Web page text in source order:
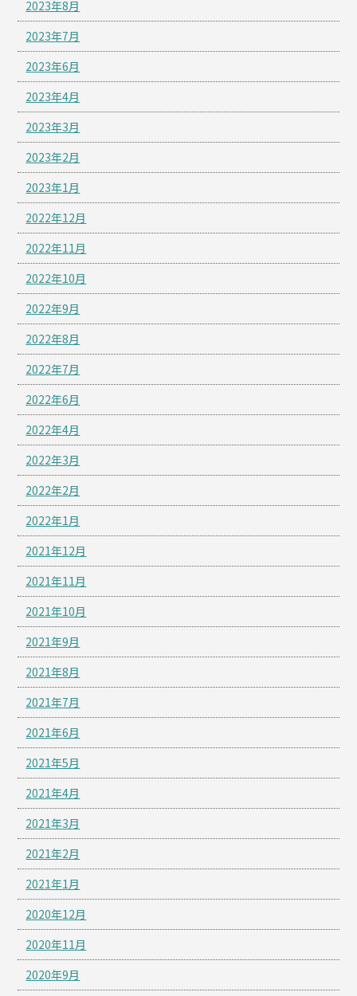
2023年8月
2023年7月
2023年6月
2023年4月
2023年3月
2023年2月
2023年1月
2022年12月
2022年11月
2022年10月
2022年9月
2022年8月
2022年7月
2022年6月
2022年4月
2022年3月
2022年2月
2022年1月
2021年12月
2021年11月
2021年10月
2021年9月
2021年8月
2021年7月
2021年6月
2021年5月
2021年4月
2021年3月
2021年2月
2021年1月
2020年12月
2020年11月
2020年9月